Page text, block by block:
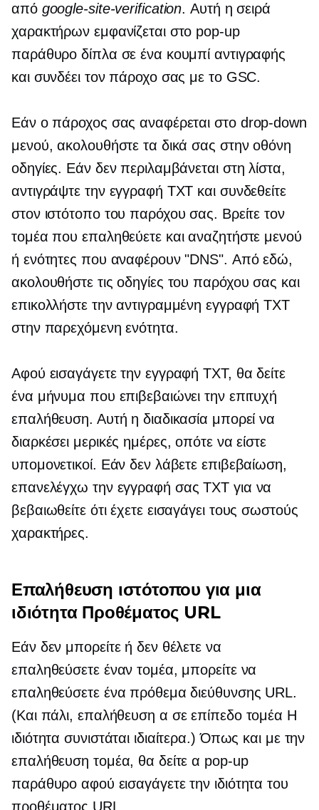
από google-site-verification. Αυτή η σειρά
χαρακτήρων εμφανίζεται στο pop-up
παράθυρο δίπλα σε ένα κουμπί αντιγραφής
και συνδέει τον πάροχο σας με το GSC.
Εάν ο πάροχος σας αναφέρεται στο drop-down
μενού, ακολουθήστε τα δικά σας στην οθόνη
οδηγίες. Εάν δεν περιλαμβάνεται στη λίστα,
αντιγράψτε την εγγραφή TXT και συνδεθείτε
στον ιστότοπο του παρόχου σας. Βρείτε τον
τομέα που επαληθεύετε και αναζητήστε μενού
ή ενότητες που αναφέρουν "DNS". Από εδώ,
ακολουθήστε τις οδηγίες του παρόχου σας και
επικολλήστε την αντιγραμμένη εγγραφή TXT
στην παρεχόμενη ενότητα.
Αφού εισαγάγετε την εγγραφή TXT, θα δείτε
ένα μήνυμα που επιβεβαιώνει την επιτυχή
επαλήθευση. Αυτή η διαδικασία μπορεί να
διαρκέσει μερικές ημέρες, οπότε να είστε
υπομονετικοί. Εάν δεν λάβετε επιβεβαίωση,
επανελέγχω την εγγραφή σας TXT για να
βεβαιωθείτε ότι έχετε εισαγάγει τους σωστούς
χαρακτήρες.
Επαλήθευση ιστότοπου για μια
ιδιότητα Προθέματος URL
Εάν δεν μπορείτε ή δεν θέλετε να
επαληθεύσετε έναν τομέα, μπορείτε να
επαληθεύσετε ένα πρόθεμα διεύθυνσης URL.
(Και πάλι, επαλήθευση α σε επίπεδο τομέα Η
ιδιότητα συνιστάται ιδιαίτερα.) Όπως και με την
επαλήθευση τομέα, θα δείτε α pop-up
παράθυρο αφού εισαγάγετε την ιδιότητα του
προθέματος URL.